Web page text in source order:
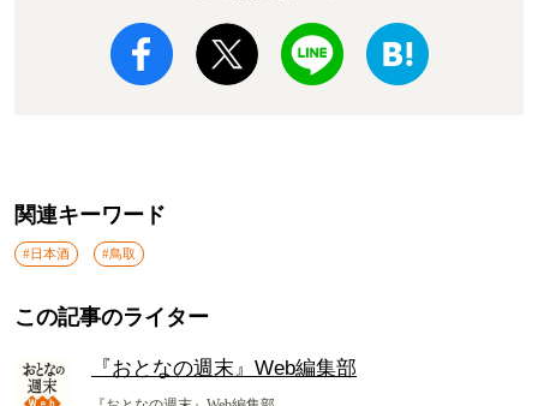
関連キーワード
#日本酒 #鳥取
この記事のライター
『おとなの週末』Web編集部